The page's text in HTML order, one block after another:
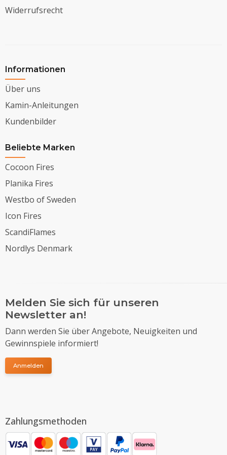
Widerrufsrecht
Informationen
Über uns
Kamin-Anleitungen
Kundenbilder
Beliebte Marken
Cocoon Fires
Planika Fires
Westbo of Sweden
Icon Fires
ScandiFlames
Nordlys Denmark
Melden Sie sich für unseren
Newsletter an!
Dann werden Sie über Angebote, Neuigkeiten und
Gewinnspiele informiert!
Anmelden
Zahlungsmethoden